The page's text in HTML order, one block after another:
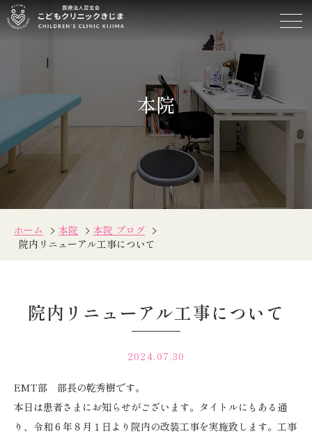
院
工
事
に
本院
ホーム 本院
本院 ブログ
院内リニューアル工事について
院内リニューアル工事について
2024.07.30
EMT部 部長の乾秀樹です。
本日は患者さまにお知らせがございます。タイトルにもある通
り、令和６年８月１日より院内の改装工事を実施致します。工事